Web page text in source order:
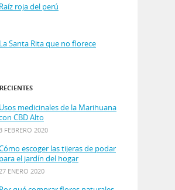
Raíz roja del perú
La Santa Rita que no florece
Usos medicinales de la Marihuana
CBD Alto
3 FEBRERO 2020
escoger las tijeras de podar
para el jardín del hogar
27 ENERO 2020